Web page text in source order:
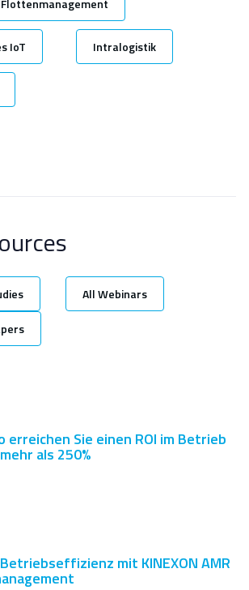
Flottenmanagement
IoT Intralogistik
All Webinars
erreichen Sie einen ROI im Betrieb
als 250%
mit KINEXON AMR